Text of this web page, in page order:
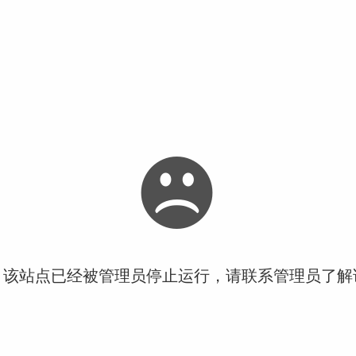
站点已经被管理员停止运行，请联系管理员了